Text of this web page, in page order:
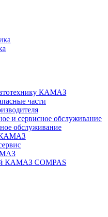
КАМАЗ
части
и сервисное обслуживание
обслуживание
КАМАЗ
МАЗ
КАМАЗ COMPAS